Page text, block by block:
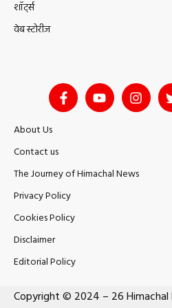
शॉर्ट्स
वेब स्टोरीज
About Us
Contact us
The Journey of Himachal News
Privacy Policy
Cookies Policy
Disclaimer
Editorial Policy
Copyright © 2024 – 26 Himachal